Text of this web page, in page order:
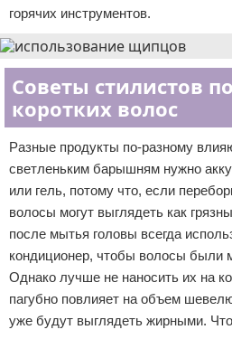
горячих инструментов.
Советы стилистов
коротких волос
Разные продукты по-разному
светленьким барышням нужно
или гель, потому что, если
волосы могут выглядеть как
после мытья головы всегда
кондиционер, чтобы волосы были
Однако лучше не наносить их на
пагубно повлияет на объем
уже будут выглядеть жирными.